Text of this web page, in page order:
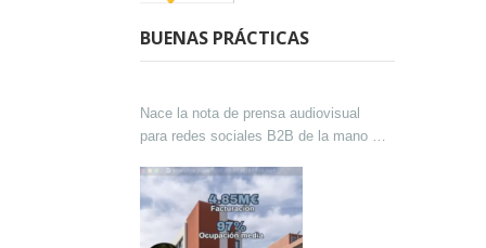
BUENAS PRÁCTICAS
Nace la nota de prensa audiovisual
para redes sociales B2B de la mano de